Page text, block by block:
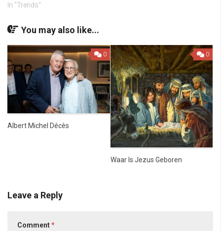
In "Trends"
You may also like...
0
Albert Michel Décès
0
Waar Is Jezus Geboren
Leave a Reply
Comment*